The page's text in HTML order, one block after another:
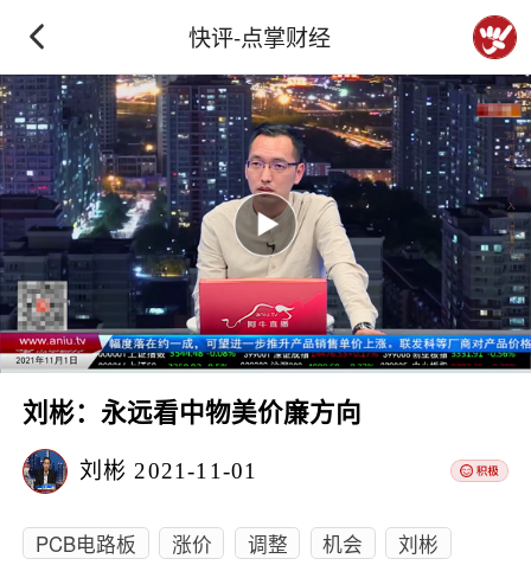
快评-点掌财经
刘彬：永远看中物美价廉方向
刘彬 2021-11-01
PCB电路板 涨价 调整 机会 刘彬